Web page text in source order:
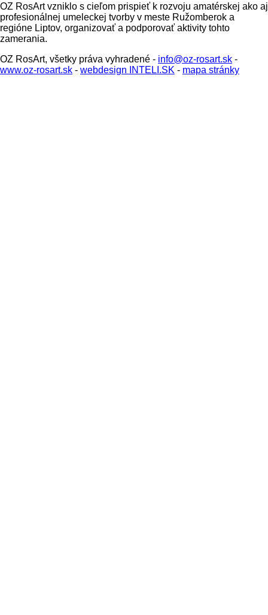
OZ RosArt vzniklo s cieľom prispieť k rozvoju amatérskej ako aj
profesionálnej umeleckej tvorby v meste Ružomberok a
regióne Liptov, organizovať a podporovať aktivity tohto
zamerania.
OZ RosArt, všetky práva vyhradené - info@oz-rosart.sk -
www.oz-rosart.sk - webdesign INTELI.SK - mapa stránky